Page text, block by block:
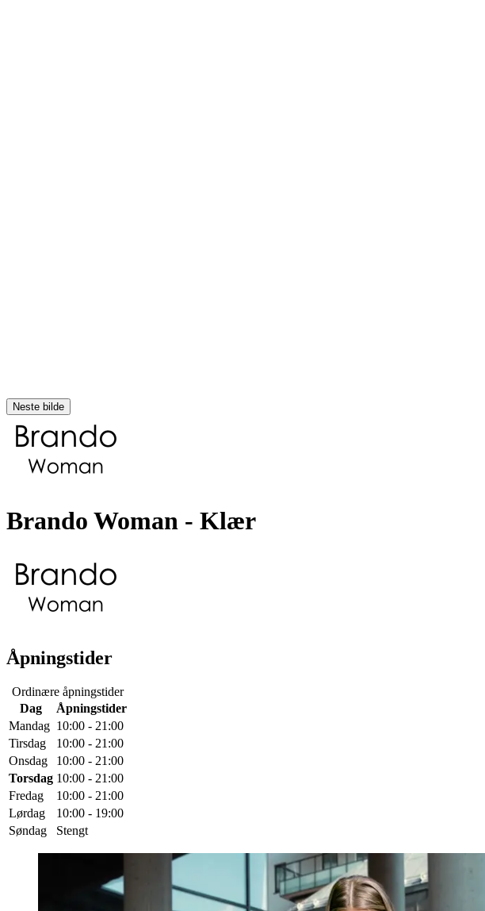
Neste bilde
Brando Woman - Klær
Åpningstider
Ordinære åpningstider
Dag
Åpningstider
Mandag 10:00 - 21:00
Tirsdag
10:00 - 21:00
Onsdag
10:00 - 21:00
Torsdag 10:00 - 21:00
Fredag
10:00 - 21:00
Lørdag
10:00 - 19:00
Søndag
Stengt